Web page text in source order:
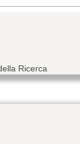
Ricerca